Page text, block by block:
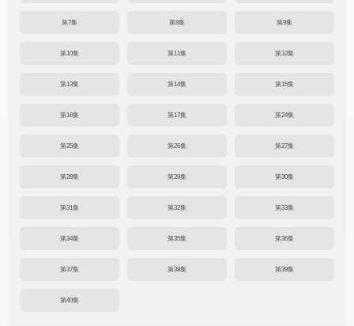
第7集 第8集 第9集
第10集 第11集 第12集
第13集 第14集 第15集
第16集 第17集 第24集
第25集 第26集 第27集
第28集 第29集 第30集
第31集 第32集 第33集
第34集 第35集 第36集
第37集 第38集 第39集
第40集